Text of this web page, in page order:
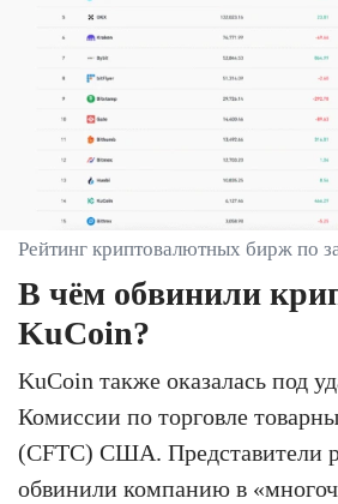
Рейтинг криптовалютных бирж по
В чём обвинили
KuCoin?
KuCoin также оказалась под
Комиссии по торговле
(CFTC) США. Представители
обвинили компанию в